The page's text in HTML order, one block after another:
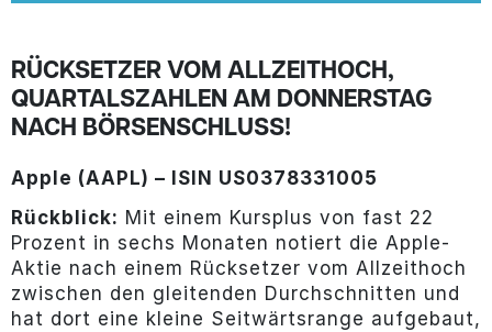
RÜCKSETZER VOM ALLZEITHOCH,
QUARTALSZAHLEN AM DONNERSTAG
NACH BÖRSENSCHLUSS!
Apple (AAPL) – ISIN US0378331005
Rückblick: Mit einem Kursplus von fast 22
Prozent in sechs Monaten notiert die Apple-
Aktie nach einem Rücksetzer vom Allzeithoch
zwischen den gleitenden Durchschnitten und
hat dort eine kleine Seitwärtsrange aufgebaut,